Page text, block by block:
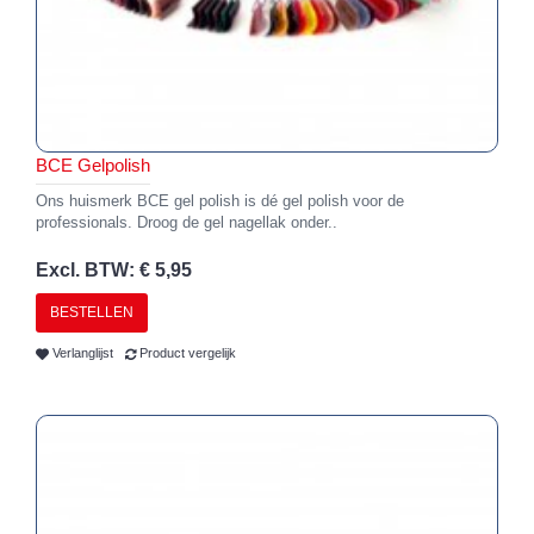
BCE Gelpolish
Ons huismerk BCE gel polish is dé gel polish voor de
professionals. Droog de gel nagellak onder..
Excl. BTW: € 5,95
BESTELLEN
Verlanglijst Product vergelijk